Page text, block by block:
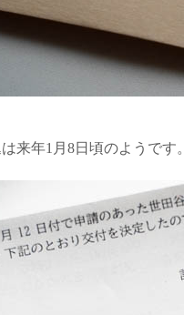
来年1月8日頃のようです。